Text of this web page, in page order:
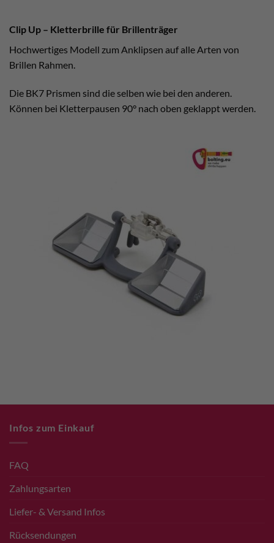
Clip Up – Kletterbrille für Brillenträger
Hochwertiges Modell zum Anklipsen auf alle Arten von
Brillen Rahmen.
Die BK7 Prismen sind die selben wie bei den anderen.
Können bei Kletterpausen 90° nach oben geklappt werden.
Infos zum Einkauf
FAQ
Zahlungsarten
Liefer- & Versand Infos
Rücksendungen